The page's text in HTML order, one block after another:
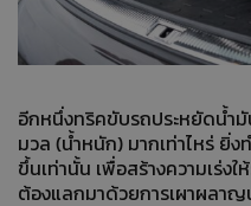
อีกหนึ่งทริคขับรถประหยัดน้ำ
มวล (น้ำหนัก) มากเท่าไหร่ ยิ่ง
ขึ้นเท่านั้น เพื่อสร้างความเร่ง
ต้องแลกมาด้วยการเผาผลา